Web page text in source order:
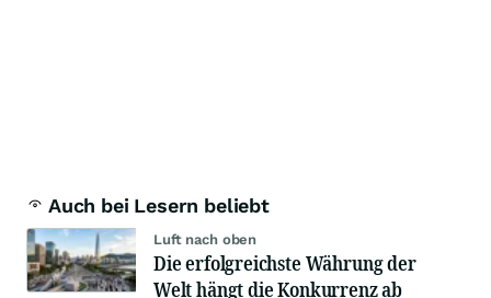
Auch bei Lesern beliebt
Luft nach oben
Die erfolgreichste Währung der
Welt hängt die Konkurrenz ab